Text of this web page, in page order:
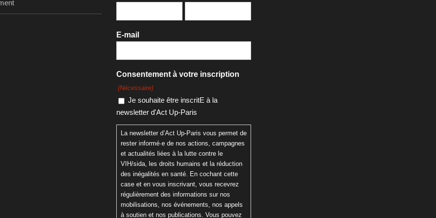
E-mail
Consentement à votre inscription
(Nécessaire)
Je souhaite être inscritE à la
newsletter d'Act Up-Paris
La newsletter d’Act Up-Paris vous permet de
rester informé·e de nos actions, campagnes
et actualités liées à la lutte contre le
VIH/sida, les droits humains et la réduction
des inégalités en santé. En cochant cette
case et en vous inscrivant, vous recevrez
régulièrement des informations sur nos
mobilisations, nos événements, nos appels
à soutien et nos publications. Vous pouvez